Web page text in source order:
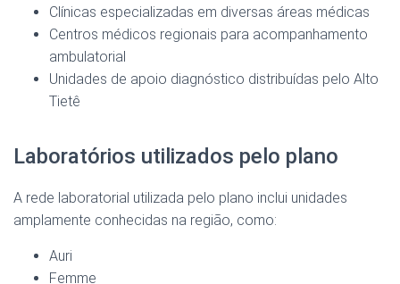
Clínicas especializadas em diversas áreas médicas
Centros médicos regionais para acompanhamento
ambulatorial
Unidades de apoio diagnóstico distribuídas pelo Alto
Tietê
Laboratórios utilizados pelo plano
A rede laboratorial utilizada pelo plano inclui unidades
amplamente conhecidas na região, como:
Auri
Femme